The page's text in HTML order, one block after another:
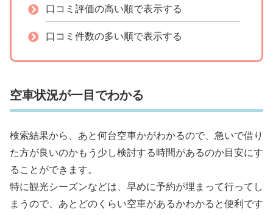
口コミ評価の高い順で表示する
口コミ件数の多い順で表示する
空車状況が一目でわかる
検索結果から、あと何台空車かがわかるので、急いで借り
た方が良いのかもう少し検討する時間があるのか目安にす
ることができます。
特に観光シーズンなどは、早めに予約が埋まって行ってし
まうので、あとどのくらい空車があるかわかると便利です